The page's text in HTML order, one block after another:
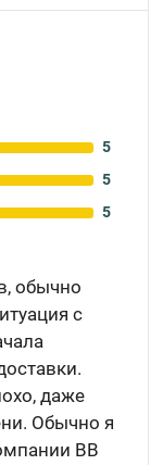
5
5
5
обычно
с
даже
Обычно я
ВВ